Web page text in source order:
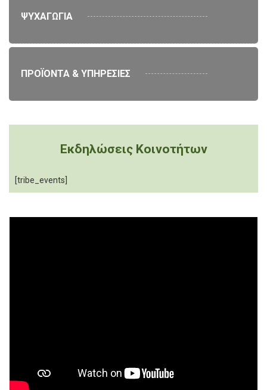
ΨΥΧΑΓΩΓΙΑ
ΠΡΟΪΟΝΤΑ & ΥΠΗΡΕΣΙΕΣ
Εκδηλώσεις Κοινοτήτων
[tribe_events]